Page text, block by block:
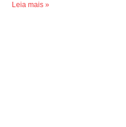
Leia mais »